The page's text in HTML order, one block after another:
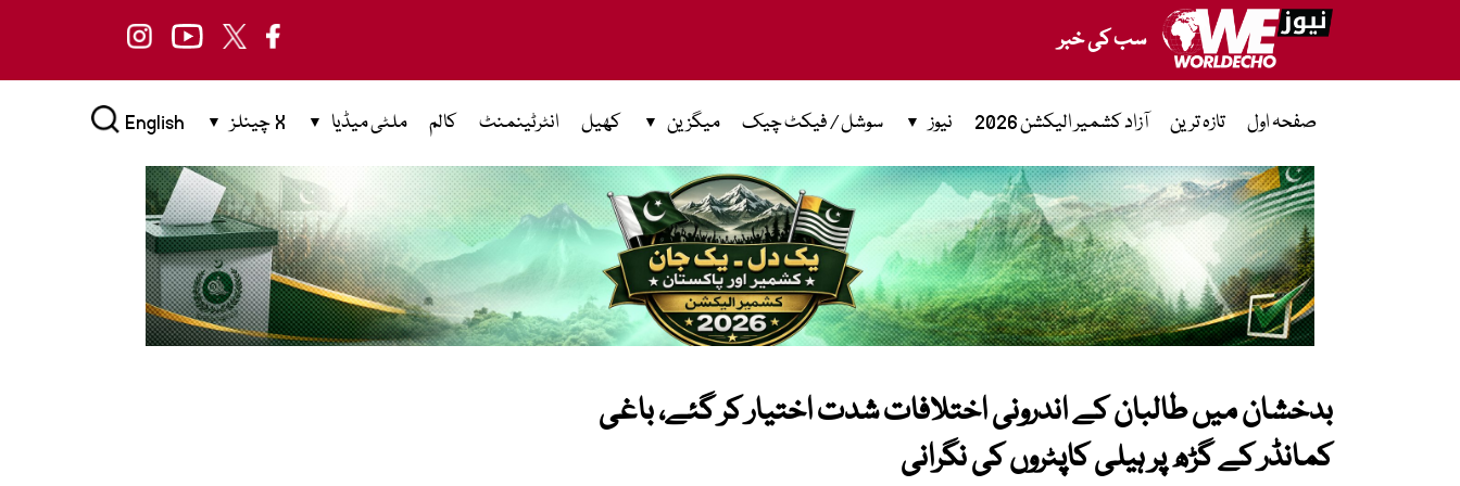
سب کی خبر
صفحہ اول تازہ ترین آزاد کشمیر الیکشن 2026 نیوز سوشل / فیکٹ چیک میگزین کھیل انٹرٹینمنٹ کالم ملٹی میڈیا X چینلز English
بدخشان میں طالبان کے اندرونی اختلافات شدت اختیار کر گئے، باغی
کمانڈر کے گڑھ پر ہیلی کاپٹروں کی نگرانی